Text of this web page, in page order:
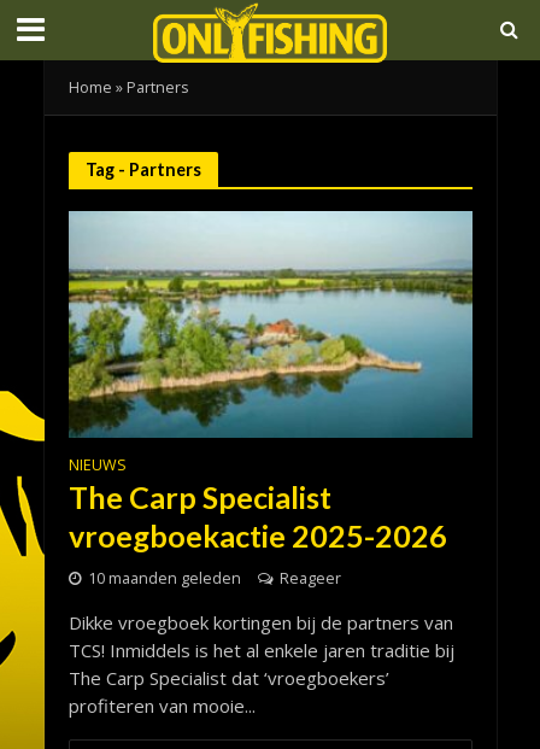
Home » Partners
Tag - Partners
NIEUWS
The Carp Specialist
vroegboekactie 2025-2026
10 maanden geleden Reageer
Dikke vroegboek kortingen bij de partners van
TCS! Inmiddels is het al enkele jaren traditie bij
The Carp Specialist dat ‘vroegboekers’
profiteren van mooie...